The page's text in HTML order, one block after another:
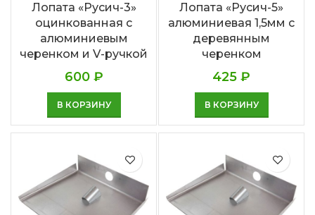
Лопата «Русич-3»
оцинкованная с
алюминиевым
черенком и V-ручкой
600 ₽
В КОРЗИНУ
Лопата «Русич-5»
алюминиевая 1,5мм с
деревянным
черенком
425 ₽
В КОРЗИНУ